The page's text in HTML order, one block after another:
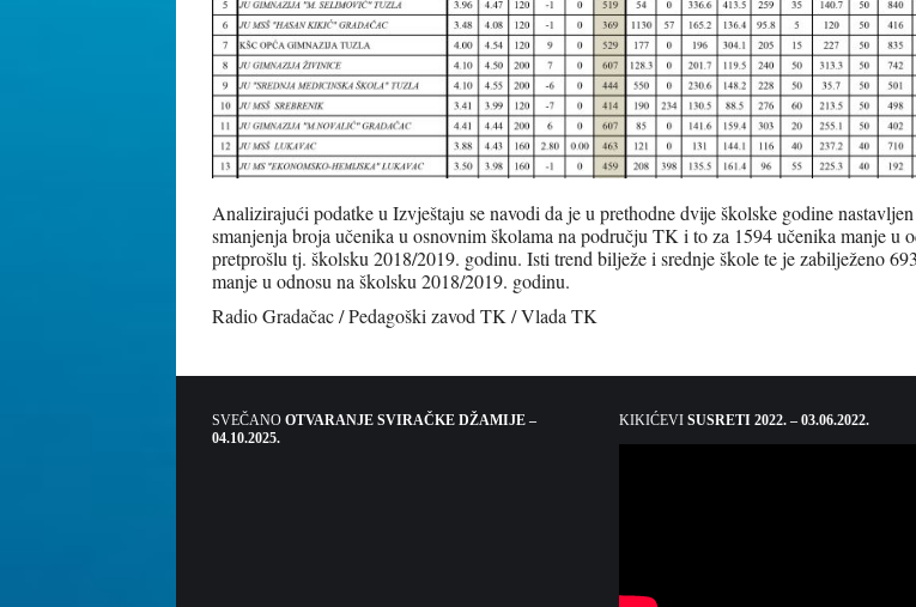
Analizirajući podatke u Izvještaju se navodi da je u prethodne dvije školske godine
smanjenja broja učenika u osnovnim školama na području TK i to za 1594 učenika manje u
pretprošlu tj. školsku 2018/2019. godinu. Isti trend bilježe i srednje škole te je zabilježeno
manje u odnosu na školsku 2018/2019. godinu.
Radio Gradačac / Pedagoški zavod TK / Vlada TK
SVEČANO OTVARANJE SVIRAČKE DŽAMIJE –
04.10.2025.
KIKIĆEVI SUSRETI 2022. – 03.06.2022.